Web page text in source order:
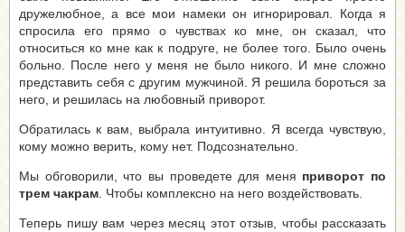
дружелюбное, а все мои намеки он игнорировал. Когда я
спросила его прямо о чувствах ко мне, он сказал, что
относиться ко мне как к подруге, не более того. Было очень
больно. После него у меня не было никого. И мне сложно
представить себя с другим мужчиной. Я решила бороться за
него, и решилась на любовный приворот.
Обратилась к вам, выбрала интуитивно. Я всегда чувствую,
кому можно верить, кому нет. Подсознательно.
Мы обговорили, что вы проведете для меня приворот по
трем чакрам . Чтобы комплексно на него воздействовать.
Теперь пишу вам через месяц этот отзыв, чтобы рассказать